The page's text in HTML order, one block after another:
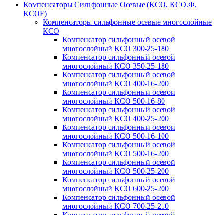
Компенсаторы Сильфонные Осевые (КСО, КСО.Ф,
КСОF)
Компенсаторы сильфонные осевые многослойные
КСО
Компенсатор сильфонный осевой
многослойный КСО 300-25-180
Компенсатор сильфонный осевой
многослойный КСО 350-25-180
Компенсатор сильфонный осевой
многослойный КСО 400-16-200
Компенсатор сильфонный осевой
многослойный КСО 500-16-80
Компенсатор сильфонный осевой
многослойный КСО 400-25-200
Компенсатор сильфонный осевой
многослойный КСО 500-16-100
Компенсатор сильфонный осевой
многослойный КСО 500-16-200
Компенсатор сильфонный осевой
многослойный КСО 500-25-200
Компенсатор сильфонный осевой
многослойный КСО 600-25-200
Компенсатор сильфонный осевой
многослойный КСО 700-25-210